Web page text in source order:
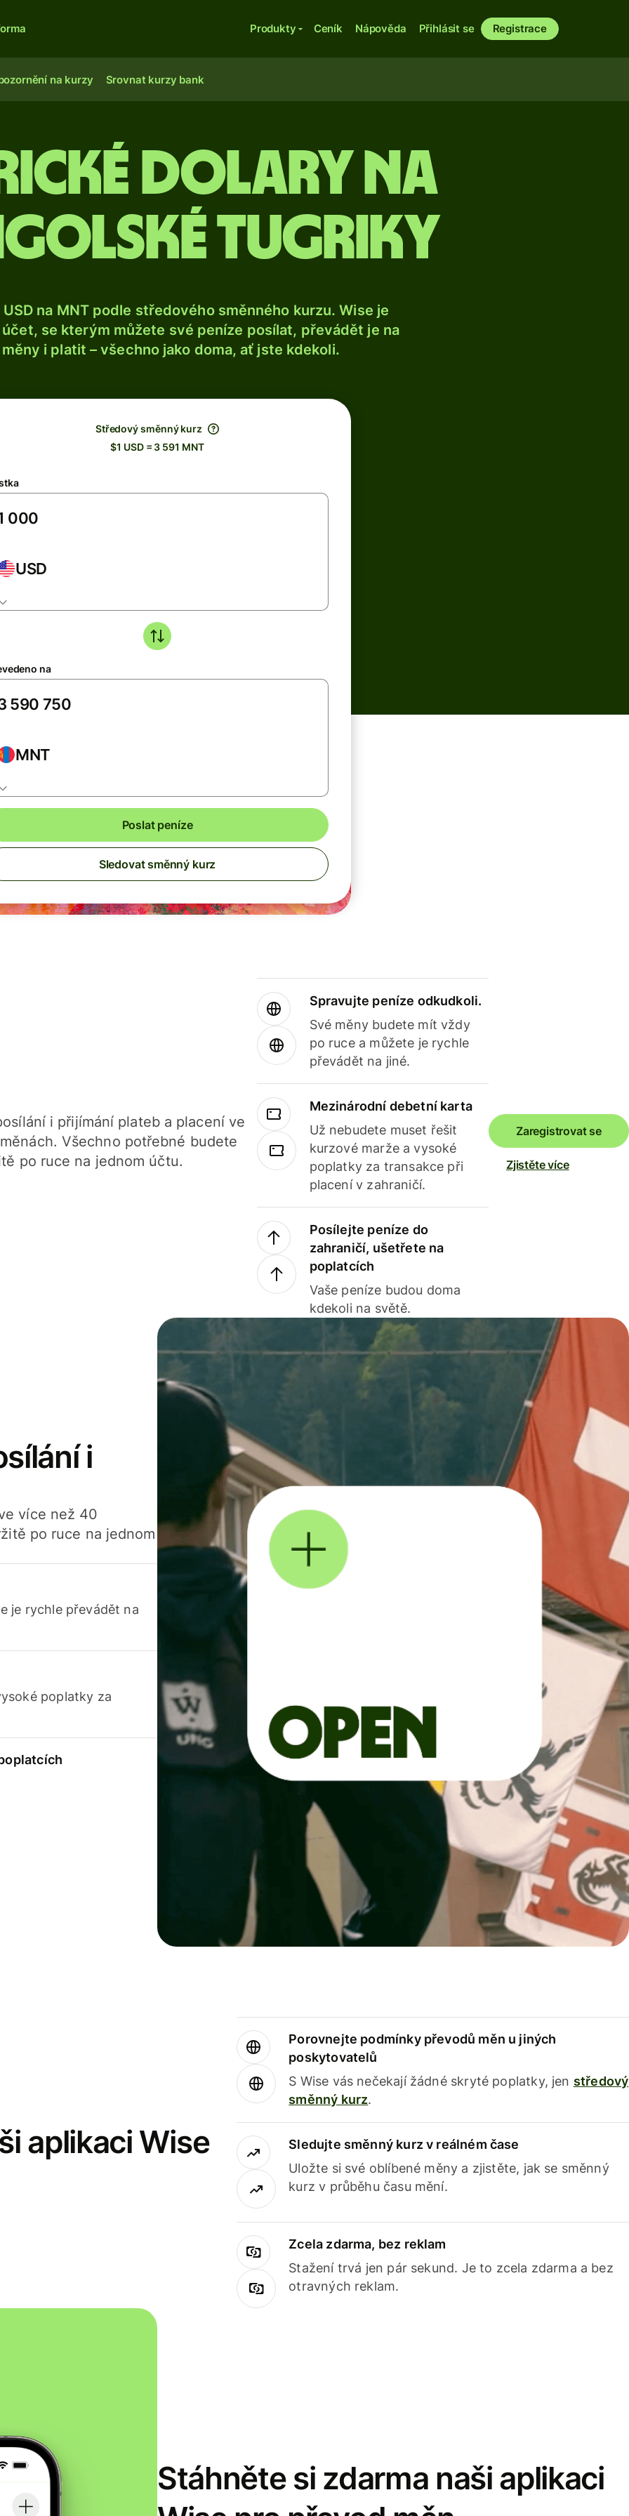
Produkty Ceník Nápověda Přihlásit se Registrace
na kurzy Srovnat kurzy bank
dolary na
tugriky
na MNT podle středového směnného kurzu. Wise je
se kterým můžete své peníze posílat, převádět je na
i platit – všechno jako doma, ať jste kdekoli.
Středový směnný kurz
$1 USD = 3 591 MNT
USD
na
MNT
Poslat peníze
Sledovat směnný kurz
i přijímání plateb a placení ve
Všechno potřebné budete
po ruce na jednom účtu.
Spravujte peníze odkudkoli.
Své měny budete mít vždy
po ruce a můžete je rychle
převádět na jiné.
Mezinárodní debetní karta
Už nebudete muset řešit
kurzové marže a vysoké
poplatky za transakce při
placení v zahraničí.
Posílejte peníze do
zahraničí, ušetřete na
poplatcích
Vaše peníze budou doma
kdekoli na světě.
Zaregistrovat se
Zjistěte více
i
více než 40
po ruce na jednom
je rychle převádět na
poplatky za
aplikaci Wise
Porovnejte podmínky převodů měn u jiných
poskytovatelů
S Wise vás nečekají žádné skryté poplatky, jen středový
směnný kurz.
Sledujte směnný kurz v reálném čase
Uložte si své oblíbené měny a zjistěte, jak se směnný
kurz v průběhu času mění.
Zcela zdarma, bez reklam
Stažení trvá jen pár sekund. Je to zcela zdarma a bez
otravných reklam.
Stáhněte si zdarma naši aplikaci